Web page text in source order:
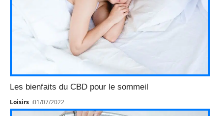
Les bienfaits du CBD pour le sommeil
Loisirs 01/07/2022